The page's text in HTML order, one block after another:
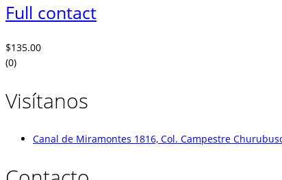
Full contact
$135.00
(0)
Visítanos
Canal de Miramontes 1816, Col. Campestre